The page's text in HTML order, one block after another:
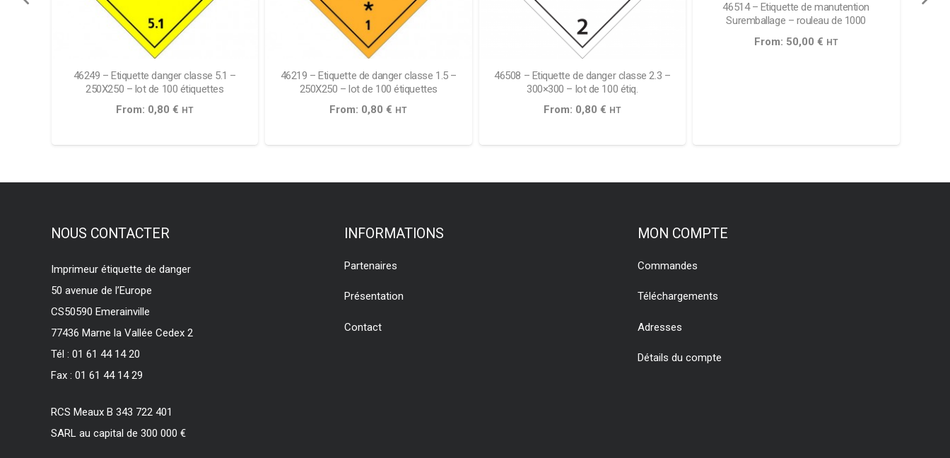
46249 – Etiquette danger classe 5.1 –
250X250 – lot de 100 étiquettes
From: 0,80 € HT
46219 – Etiquette de danger classe 1.5 –
250X250 – lot de 100 étiquettes
From: 0,80€ HT
46508 – Etiquette de danger classe 2.3 –
300×300 – lot de 100 étiq.
From: 0,80 € HT
46514 – Etiquette de manutention
Suremballage – rouleau de 1000
From: 50,00 € HT
NOUS CONTACTER
Imprimeur étiquette de danger
50 avenue de l’Europe
CS50590 Emerainville
77436 Marne la Vallée Cedex 2
Tél : 01 61 44 14 20
Fax : 01 61 44 14 29
RCS Meaux B 343 722 401
SARL au capital de 300 000 €
INFORMATIONS
Partenaires
Présentation
Contact
MON COMPTE
Commandes
Téléchargements
Adresses
Détails du compte